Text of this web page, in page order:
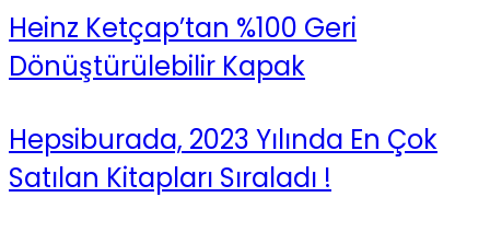
Heinz Ketçap’tan %100 Geri
Dönüştürülebilir Kapak
Hepsiburada, 2023 Yılında En Çok
Satılan Kitapları Sıraladı !